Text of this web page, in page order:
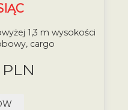
1,3 m wysokości
cargo